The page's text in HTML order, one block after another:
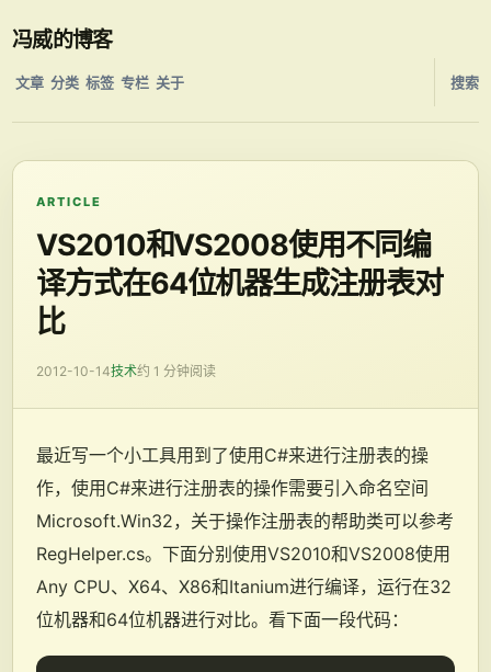
冯威的博客
文章 分类 标签 专栏 关于 搜索
ARTICLE
VS2010和VS2008使用不同编
译方式在64位机器生成注册表对
比
2012-10-14技术约 1 分钟阅读
最近写一个小工具用到了使用C#来进行注册表的操
作，使用C#来进行注册表的操作需要引入命名空间
Microsoft.Win32，关于操作注册表的帮助类可以参考
RegHelper.cs。下面分别使用VS2010和VS2008使用
Any CPU、X64、X86和Itanium进行编译，运行在32
位机器和64位机器进行对比。看下面一段代码：